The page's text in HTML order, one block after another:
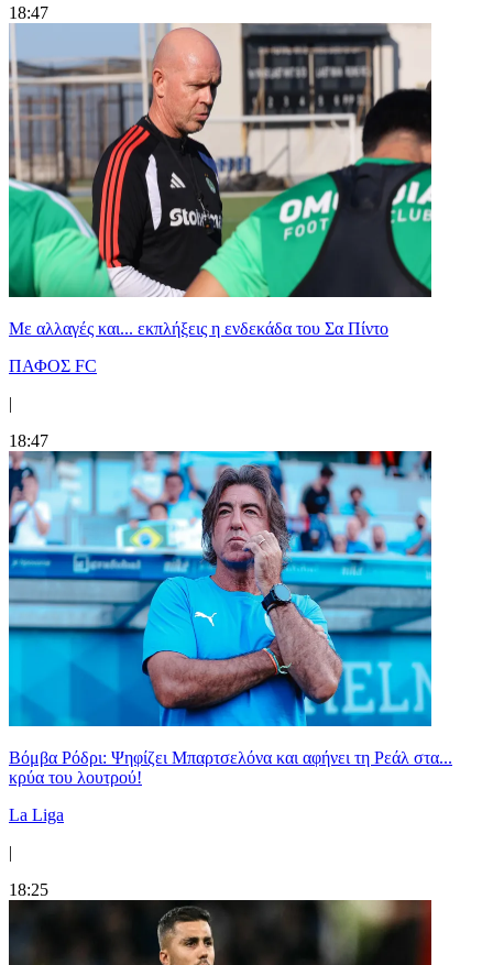
18:47
Με αλλαγές και... εκπλήξεις η ενδεκάδα του Σα Πίντο
ΠΑΦΟΣ FC
|
18:47
Βόμβα Ρόδρι: Ψηφίζει Μπαρτσελόνα και αφήνει τη Ρεάλ στα...
κρύα του λουτρού!
La Liga
|
18:25